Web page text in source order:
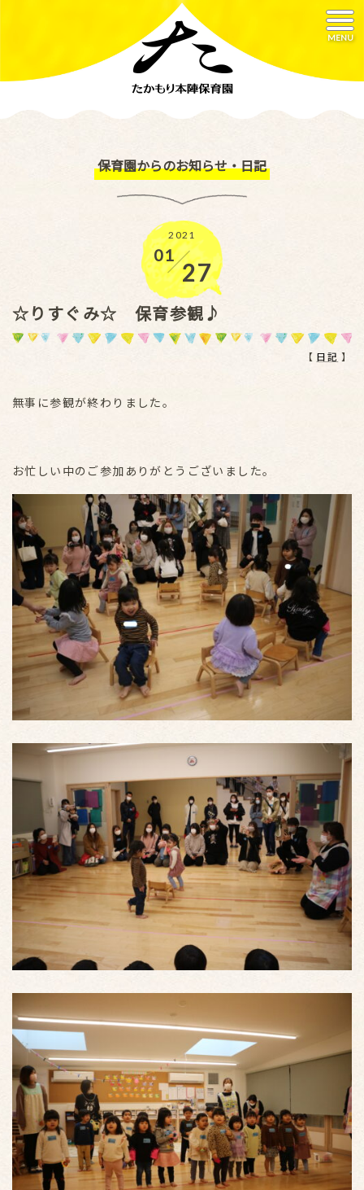
MENU
保育園からのお知らせ・日記
2021
01／27
☆りすぐみ☆ 保育参観♪
【 日記 】
無事に参観が終わりました。
お忙しい中のご参加ありがとうございました。